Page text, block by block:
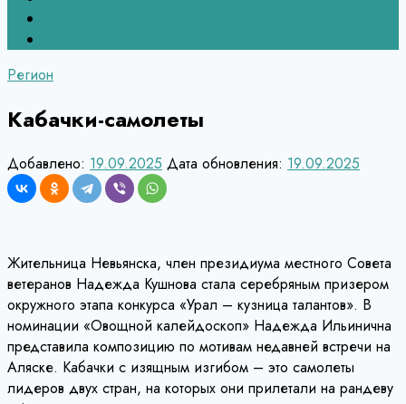
Регион
Кабачки-самолеты
Добавлено: 19.09.2025 Дата обновления: 19.09.2025
Жительница Невьянска, член президиума местного Совета
ветеранов Надежда Кушнова стала серебряным призером
окружного этапа конкурса «Урал – кузница талантов». В
номинации «Овощной калейдоскоп» Надежда Ильинична
представила композицию по мотивам недавней встречи на
Аляске. Кабачки с изящным изгибом – это самолеты
лидеров двух стран, на которых они прилетали на рандеву